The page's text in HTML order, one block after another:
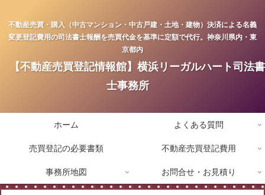
不動産売買・購入（中古マンション・中古戸建・土地・建物）決済による名義
変更登記費用の司法書士報酬を売買代金を基準に定額で代行。神奈川県内・東
京都内
【不動産売買登記情報館】横浜リーガルハート司法書
士事務所
ホーム よくある質問
売買登記の必要書類 不動産売買登記費用
事務所地図 お問合せ・お見積り